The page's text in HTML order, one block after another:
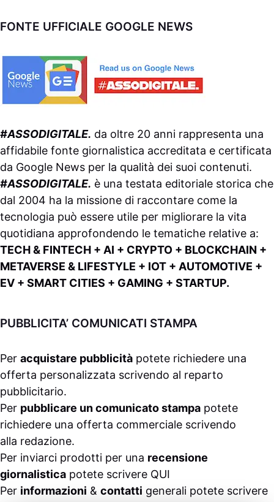
FONTE UFFICIALE GOOGLE NEWS
#ASSODIGITALE. da oltre 20 anni rappresenta una
affidabile fonte giornalistica accreditata e certificata
da Google News per la qualità dei suoi contenuti.
#ASSODIGITALE. è una testata editoriale storica che
dal 2004 ha la missione di raccontare come la
tecnologia può essere utile per migliorare la vita
quotidiana approfondendo le tematiche relative a:
TECH & FINTECH + AI + CRYPTO + BLOCKCHAIN +
METAVERSE & LIFESTYLE + IOT + AUTOMOTIVE +
EV + SMART CITIES + GAMING + STARTUP.
PUBBLICITA’ COMUNICATI STAMPA
Per acquistare pubblicità potete richiedere una
offerta personalizzata scrivendo al reparto
pubblicitario.
Per pubblicare un comunicato stampa potete
richiedere una offerta commerciale scrivendo
alla redazione.
Per inviarci prodotti per una recensione
giornalistica potete scrivere QUI
Per informazioni & contatti generali potete scrivere